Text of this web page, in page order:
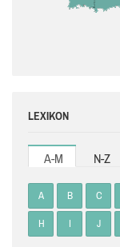
LEXIKON
A-M N-Z
A B C
H I J